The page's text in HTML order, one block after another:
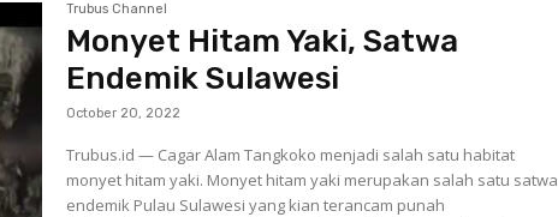
Trubus Channel
Monyet Hitam Yaki, Satwa
Endemik Sulawesi
October 20, 2022
Trubus.id — Cagar Alam Tangkoko menjadi salah satu habitat
monyet hitam yaki. Monyet hitam yaki merupakan salah satu satwa
endemik Pulau Sulawesi yang kian terancam punah